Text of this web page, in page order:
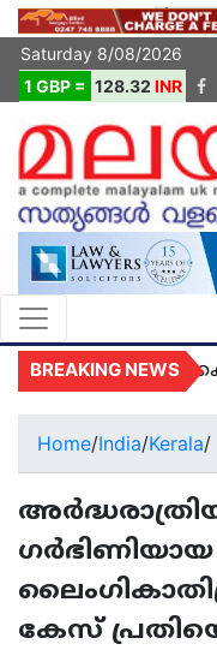
Saturday 8/08/2026
1 GBP = 128.32 INR
BREAKING NEWS
അമൽ യുകെയിൽ
Home/India/Kerala/
കേസ്